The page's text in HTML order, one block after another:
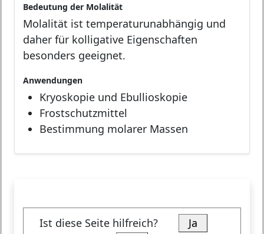
Bedeutung der Molalität
Molalität ist temperaturunabhängig und
daher für kolligative Eigenschaften
besonders geeignet.
Anwendungen
Kryoskopie und Ebullioskopie
Frostschutzmittel
Bestimmung molarer Massen
Ist diese Seite hilfreich? Ja